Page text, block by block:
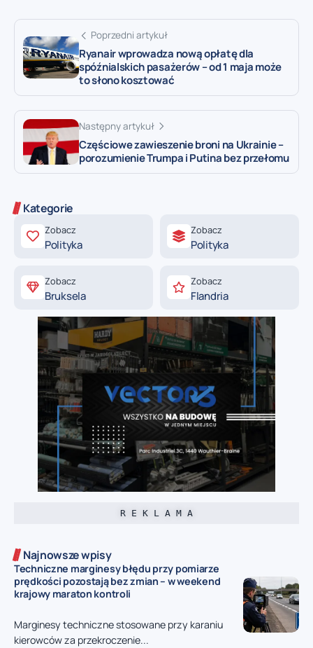
Poprzedni artykuł
Ryanair wprowadza nową opłatę dla
spóźnialskich pasażerów – od 1 maja może
to słono kosztować
Następny artykuł
Częściowe zawieszenie broni na Ukrainie –
porozumienie Trumpa i Putina bez przełomu
Kategorie
Zobacz
Polityka
Zobacz
Polityka
Zobacz
Bruksela
Zobacz
Flandria
R E K L A M A
Najnowsze wpisy
Techniczne marginesy błędu przy pomiarze
prędkości pozostają bez zmian – w weekend
krajowy maraton kontroli
Marginesy techniczne stosowane przy karaniu
kierowców za przekroczenie...